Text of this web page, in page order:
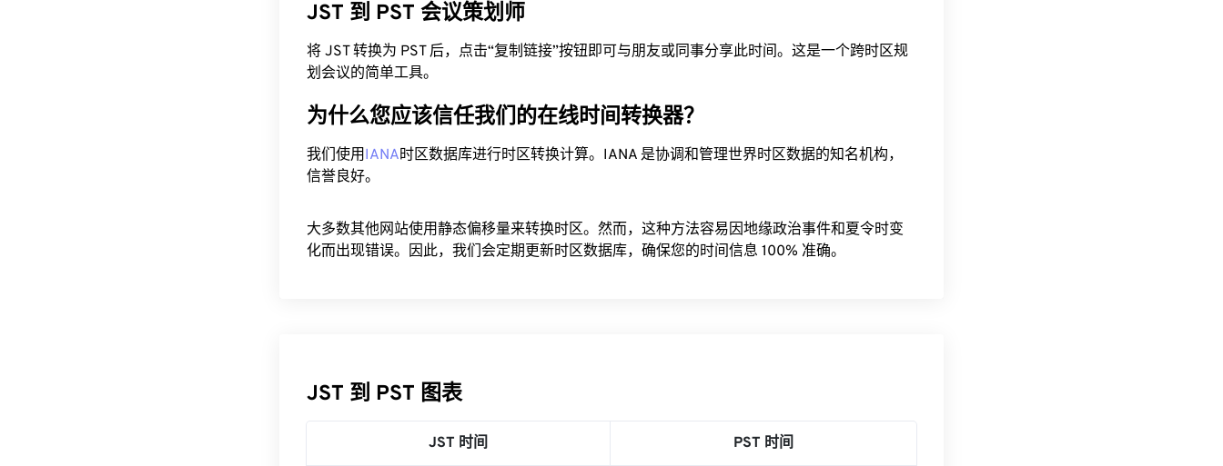
JST 到 PST 会议策划师
将 JST 转换为 PST 后，点击“复制链接”按钮即可与朋友或同事分享此时间。这是一个跨时区规
划会议的简单工具。
为什么您应该信任我们的在线时间转换器？
我们使用IANA时区数据库进行时区转换计算。IANA 是协调和管理世界时区数据的知名机构，
信誉良好。
大多数其他网站使用静态偏移量来转换时区。然而，这种方法容易因地缘政治事件和夏令时变
化而出现错误。因此，我们会定期更新时区数据库，确保您的时间信息 100% 准确。
JST 到 PST 图表
JST 时间 PST 时间